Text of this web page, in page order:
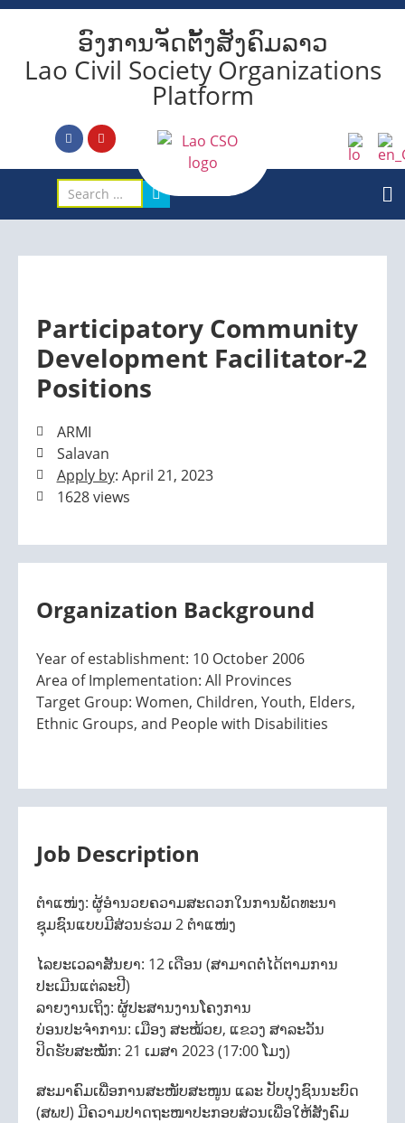
ອົງການຈັດຕັ້ງສັງຄົມລາວ
Lao Civil Society Organizations
Platform
Participatory Community
Development Facilitator-2
Positions
ARMI
Salavan
Apply by: April 21, 2023
1628 views
Organization Background
Year of establishment: 10 October 2006
Area of Implementation: All Provinces
Target Group: Women, Children, Youth, Elders,
Ethnic Groups, and People with Disabilities
Job Description
ຕໍາແໜ່ງ: ຜູ້ອໍານວຍຄວາມສະດວກໃນການພັດທະນາ
ຊຸມຊົນແບບມີສ່ວນຮ່ວມ 2 ຕໍາແໜ່ງ
ໄລຍະເວລາສັນຍາ: 12 ເດືອນ (ສາມາດຕໍ່ໄດ້ຕາມການ
ປະເມີນແຕ່ລະປີ)
ລາຍງານເຖິງ: ຜູ້ປະສານງານໂຄງການ
ບ່ອນປະຈໍາການ: ເມືອງ ສະໝ້ວຍ, ແຂວງ ສາລະວັນ
ປິດຮັບສະໝັກ: 21 ເມສາ 2023 (17:00 ໂມງ)
ສະມາຄົມເພື່ອການສະໜັບສະໜູນ ແລະ ປັບປຸງຊົນນະບົດ
(ສພປ) ມີຄວາມປາດຖະໜາປະກອບສ່ວນເພື່ອໃຫ້ສັງຄົມ